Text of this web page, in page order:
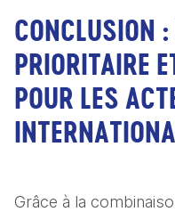
CONCLUSION
PRIORITAIRE
POUR LES
Grâce à la